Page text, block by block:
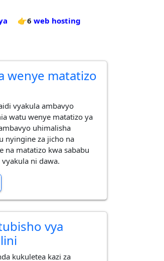
👉6 web hosting
wenye matatizo
vyakula ambavyo
watu wenye matatizo ya
uhimalisha
nyingine za jicho na
na matatizo kwa sababu
ni dawa.
vya
kukuletea kazi za